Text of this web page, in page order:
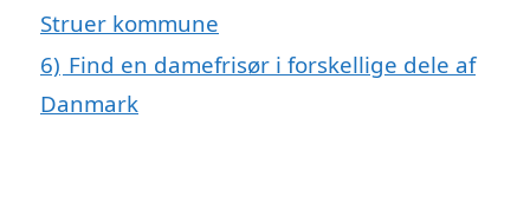
Struer kommune
6) Find en damefrisør i forskellige dele af
Danmark